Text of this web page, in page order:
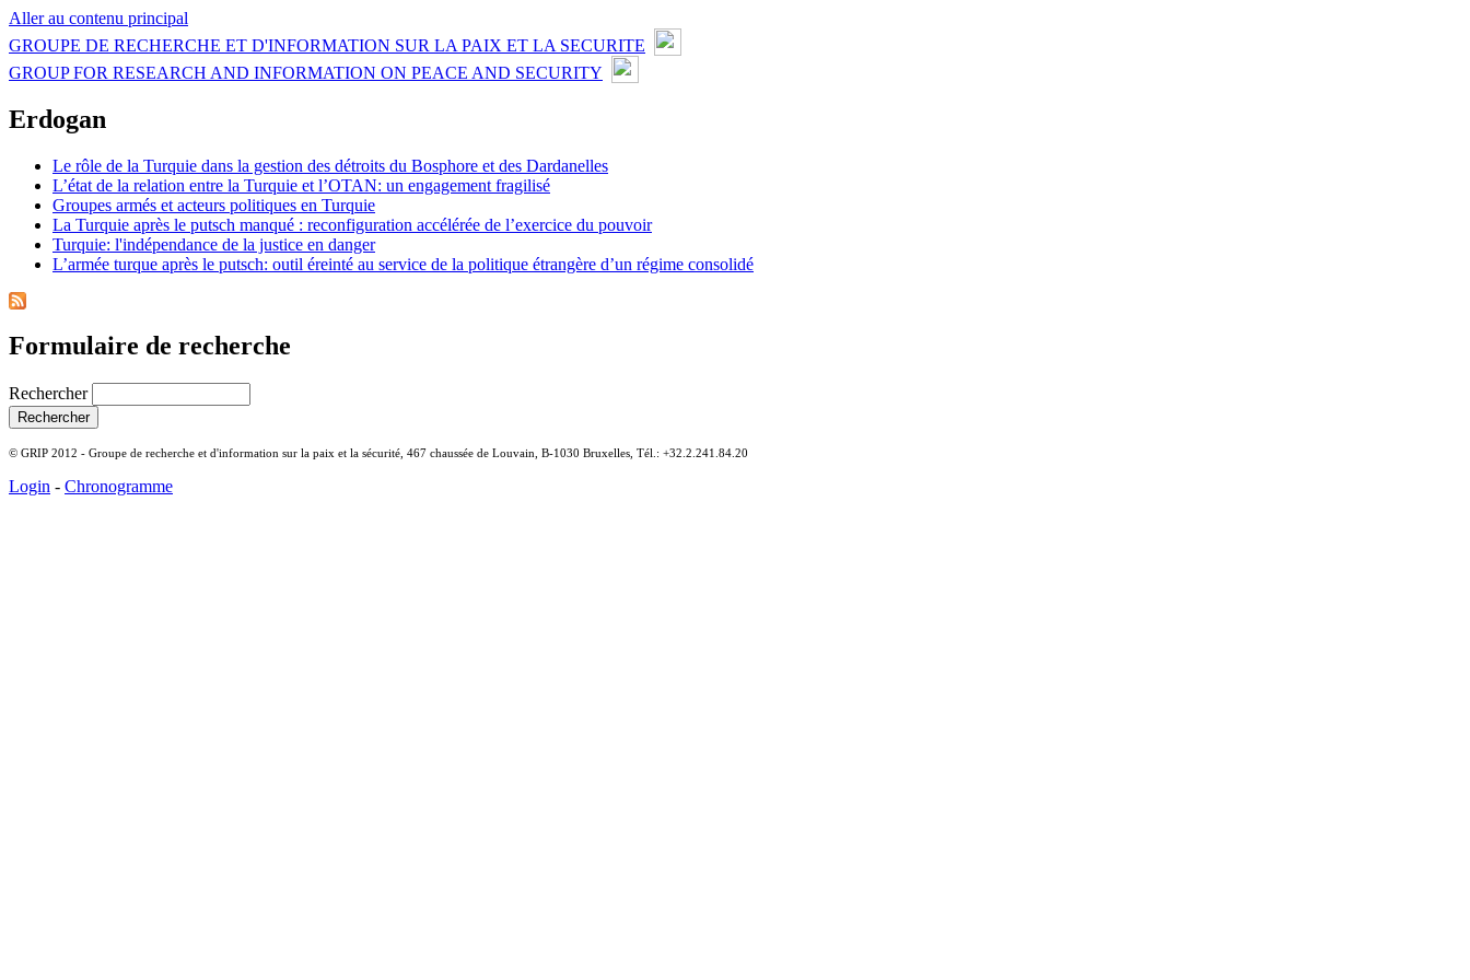
Aller au contenu principal
GROUPE DE RECHERCHE ET D'INFORMATION SUR LA PAIX ET LA SECURITE
GROUP FOR RESEARCH AND INFORMATION ON PEACE AND SECURITY
Erdogan
Le rôle de la Turquie dans la gestion des détroits du Bosphore et des Dardanelles
L’état de la relation entre la Turquie et l’OTAN: un engagement fragilisé
Groupes armés et acteurs politiques en Turquie
La Turquie après le putsch manqué : reconfiguration accélérée de l’exercice du pouvoir
Turquie: l'indépendance de la justice en danger
L’armée turque après le putsch: outil éreinté au service de la politique étrangère d’un régime consolidé
Formulaire de recherche
Rechercher
© GRIP 2012 - Groupe de recherche et d'information sur la paix et la sécurité, 467 chaussée de Louvain, B-1030 Bruxelles, Tél.: +32.2.241.84.20
Login - Chronogramme